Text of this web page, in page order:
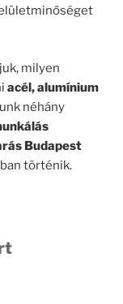
milyen
acél, alumínium
néhány
Budapest
történik.